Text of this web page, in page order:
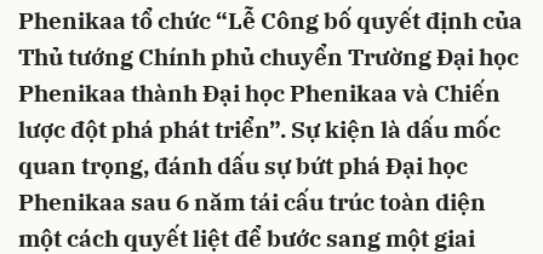
Phenikaa tổ chức “Lễ Công bố quyết định của
Thủ tướng Chính phủ chuyển Trường Đại học
Phenikaa thành Đại học Phenikaa và Chiến
lược đột phá phát triển”. Sự kiện là dấu mốc
quan trọng, đánh dấu sự bứt phá Đại học
Phenikaa sau 6 năm tái cấu trúc toàn diện
một cách quyết liệt để bước sang một giai
Hủy Gửi